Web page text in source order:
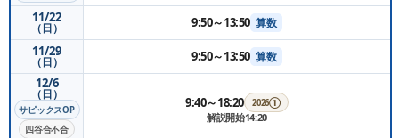
11/22
（日） 9:50～13:50 算数
11/29
（日） 9:50～13:50 算数
12/6
（日）
サピックスOP
四谷合不合
9:40～18:20 2026①
解説開始14:20